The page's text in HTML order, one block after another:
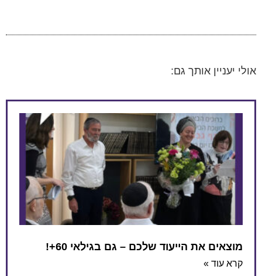
אולי יעניין אותך גם:
מוצאים את הייעוד שלכם – גם בגילאי 60+!
קרא עוד »